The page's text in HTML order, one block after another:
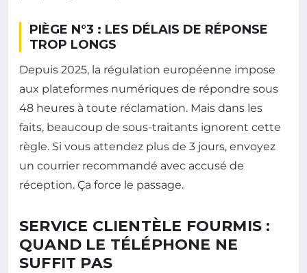
PIÈGE N°3 : LES DÉLAIS DE RÉPONSE
TROP LONGS
Depuis 2025, la régulation européenne impose
aux plateformes numériques de répondre sous
48 heures à toute réclamation. Mais dans les
faits, beaucoup de sous-traitants ignorent cette
règle. Si vous attendez plus de 3 jours, envoyez
un courrier recommandé avec accusé de
réception. Ça force le passage.
SERVICE CLIENTÈLE FOURMIS :
QUAND LE TÉLÉPHONE NE
SUFFIT PAS